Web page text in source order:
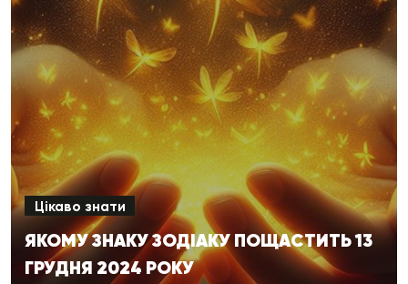
Цікаво знати
ЯКОМУ ЗНАКУ ЗОДІАКУ ПОЩАСТИТЬ 13
ГРУДНЯ 2024 РОКУ